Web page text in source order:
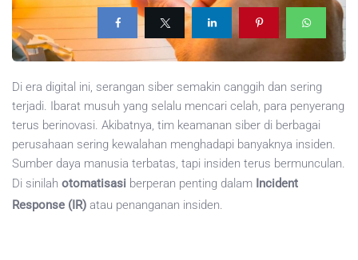
Di era digital ini, serangan siber semakin canggih dan sering
terjadi. Ibarat musuh yang selalu mencari celah, para penyerang
terus berinovasi. Akibatnya, tim keamanan siber di berbagai
perusahaan sering kewalahan menghadapi banyaknya insiden.
Sumber daya manusia terbatas, tapi insiden terus bermunculan.
Di sinilah otomatisasi berperan penting dalam Incident
Response (IR) atau penanganan insiden.